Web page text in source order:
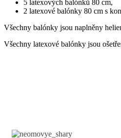
5 latexových balónků 80 cm,
2 latexové balónky 80 cm s
Všechny balónky jsou naplněny
Všechny latexové balónky jsou